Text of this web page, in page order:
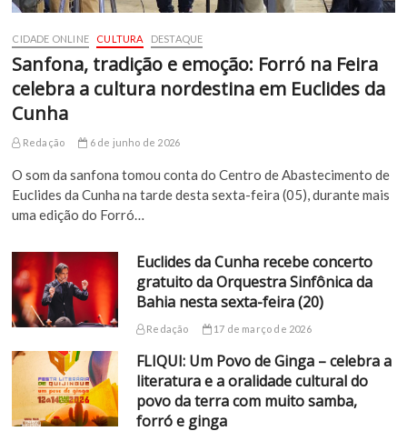
CIDADE ONLINE CULTURA DESTAQUE
Sanfona, tradição e emoção: Forró na Feira
celebra a cultura nordestina em Euclides da
Cunha
Redação 6 de junho de 2026
O som da sanfona tomou conta do Centro de Abastecimento de
Euclides da Cunha na tarde desta sexta-feira (05), durante mais
uma edição do Forró…
Euclides da Cunha recebe concerto
gratuito da Orquestra Sinfônica da
Bahia nesta sexta-feira (20)
Redação 17 de março de 2026
FLIQUI: Um Povo de Ginga – celebra a
literatura e a oralidade cultural do
povo da terra com muito samba,
forró e ginga